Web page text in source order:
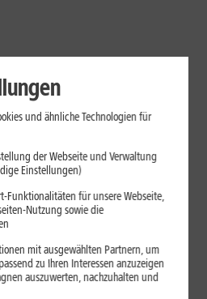
Ihr iPad oder
und ähnliche Technologien für
der Webseite und Verwaltung
Einstellungen)
Funktionalitäten für unsere Webseite,
Nutzung sowie die
mit ausgewählten Partnern, um
zu Ihren Interessen anzuzeigen
auszuwerten, nachzuhalten und